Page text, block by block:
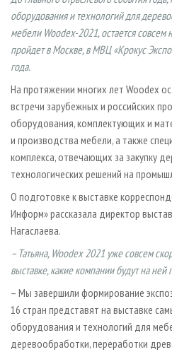
СУШКА ДРЕВЕСИНЫ
ПРОИЗВОДСТВО ДРЕВЕСНЫХ
ДЕРЕВЯННОЕ ДОМОСТРОЕНИЕ
БИОЭНЕРГЕТИКА
ЦБП
ИНСТРУМЕНТ И МАТЕРИАЛЫ
ПЕРСОНЫ
МОБИЛЬНЫЕ ВЫСТАВКИ
ОФИЦИАЛЬНЫЕ ДЕЛЕГАЦИИ
RUSSIAN FORESTRY REVIEW
ГАЗЕТА ЛЕСПРОМФОРУМ
БИБЛИОТЕКА СПЕЦИАЛИСТА
КОНТАКТЫ
РЕКЛАМА
РЕКЛАМА НА САЙТЕ
оборудования и технологий для
мебели Woodex-2021, остается совсем
пройдет в Москве, в МВЦ «Крокус
года.
На протяжении многих лет Woodex
встречи зарубежных и российских
оборудования, комплектующих и
и производства мебели, а также
комплекса, отвечающих за закупку
технологических решений на
О подготовке к выставке
Информ» рассказала директор
Нагаслаева.
– Татьяна, Woodex 2021 уже совсем
выставке, какие компании будут на ней
– Мы завершили формирование
16 стран представят на выставке
оборудования и технологий для
деревообработки, переработки